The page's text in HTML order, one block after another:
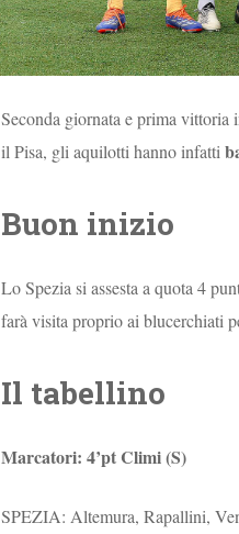
Seconda giornata e prima
il Pisa, gli aquilotti hanno infatti
Buon inizio
Lo Spezia si assesta a quota 4
farà visita proprio ai blucerchiati
Il tabellino
Marcatori: 4’pt Climi (S)
SPEZIA: Altemura, Rapallini,